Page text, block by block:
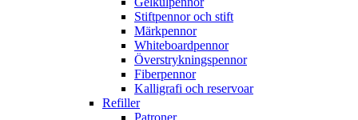
Stiftpennor och stift
Märkpennor
Whiteboardpennor
Överstrykningspennor
Fiberpennor
Kalligrafi och reservoar
Refiller
Patroner